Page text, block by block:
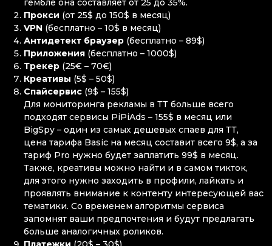
гембле она составляет от 25 до 35%.
Прокси (от 25$ до 150$ в месяц)
VPN (бесплатно – 10$ в месяц)
Антидетект браузер (бесплатно – 89$)
Приложения (бесплатно – 1000$)
Трекер (25€ – 70€)
Креативы (5$ – 50$)
Спайсервис (9$ – 155$)
Для мониторинга рекламы в ТТ больше всего
подходят сервисы PiPiAds – 155$ в месяц или
BigSpy – один из самых дешевых спаев для ТТ,
цена тарифа Basic на месяц составит всего 9$, а за
тариф Pro нужно будет заплатить 99$ в месяц.
Также, креативы можно найти и в самом тикток,
для этого нужно заходить в профили, лайкать и
проявлять внимание к контенту интересующей вас
тематики. Со временем алгоритмы сервиса
запомнят ваши предпочтения и будут предлагать
больше аналогичных роликов.